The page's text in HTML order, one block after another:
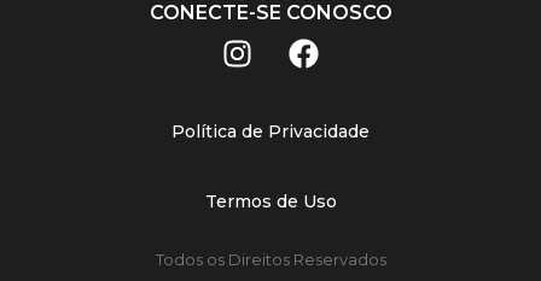
CONECTE-SE CONOSCO
Política de Privacidade
Termos de Uso
Todos os Direitos Reservados